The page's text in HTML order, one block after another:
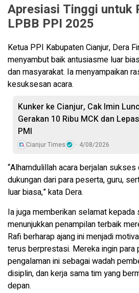
Apresiasi Tinggi untuk
LPBB PPI 2025
Ketua PPI Kabupaten Cianjur, Dera
menyambut baik antusiasme luar
dan masyarakat. Ia menyampaikan
kesuksesan acara.
Kunker ke Cianjur, Cak Imin
Gerakan 10 Ribu MCK dan
PMI
Cianjur Times 4/08/2026
“Alhamdulillah acara berjalan sukses
dukungan dari para peserta, guru,
luar biasa,” kata Dera.
Ia juga memberikan selamat kepada
menunjukkan penampilan terbaik
Rafi berharap ajang ini menjadi
terus berprestasi. Mereka ingin para
pengalaman ini sebagai wadah
disiplin, dan kerja sama tim yang
depan.